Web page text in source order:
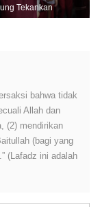
Tekankan
bahwa tidak
Allah dan
(2) mendirikan
(bagi yang
(Lafadz ini adalah